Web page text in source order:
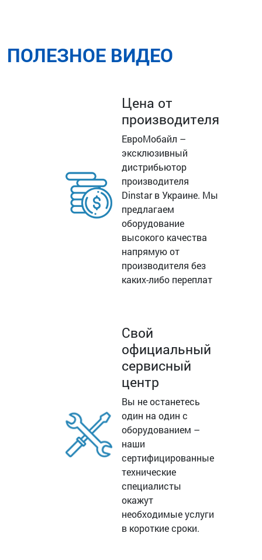
ПОЛЕЗНОЕ ВИДЕО
Цена от
производителя
ЕвроМобайл –
эксклюзивный
дистрибьютор
производителя
Dinstar в Украине. Мы
предлагаем
оборудование
высокого качества
напрямую от
производителя без
каких-либо переплат
Свой
официальный
сервисный
центр
Вы не останетесь
один на один с
оборудованием –
наши
сертифицированные
технические
специалисты
окажут
необходимые услуги
в короткие сроки.